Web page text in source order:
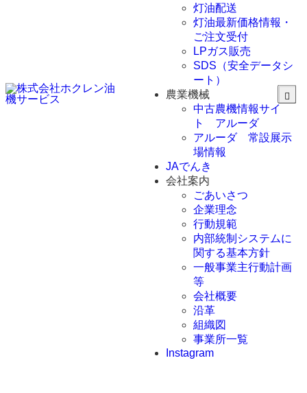
灯油配送
灯油最新価格情報・
ご注文受付
LPガス販売
SDS（安全データシ
ート）
農業機械
中古農機情報サイ
ト アルーダ
アルーダ 常設展示
場情報
JAでんき
会社案内
ごあいさつ
企業理念
行動規範
内部統制システムに
関する基本方針
一般事業主行動計画
等
会社概要
沿革
組織図
事業所一覧
Instagram